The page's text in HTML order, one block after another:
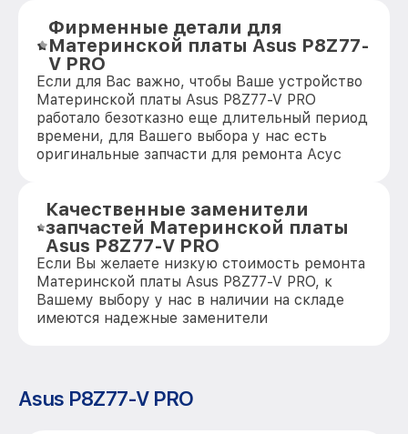
Фирменные детали для
Материнской платы Asus P8Z77-
V PRO
Если для Вас важно, чтобы Ваше устройство
Материнской платы Asus P8Z77-V PRO
работало безотказно еще длительный период
времени, для Вашего выбора у нас есть
оригинальные запчасти для ремонта Асус
Качественные заменители
запчастей Материнской платы
Asus P8Z77-V PRO
Если Вы желаете низкую стоимость ремонта
Материнской платы Asus P8Z77-V PRO, к
Вашему выбору у нас в наличии на складе
имеются надежные заменители
Asus P8Z77-V PRO